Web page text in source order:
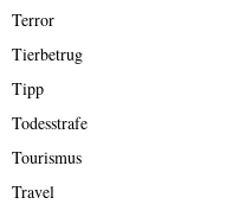
Terror
Tierbetrug
Tipp
Todesstrafe
Tourismus
Travel